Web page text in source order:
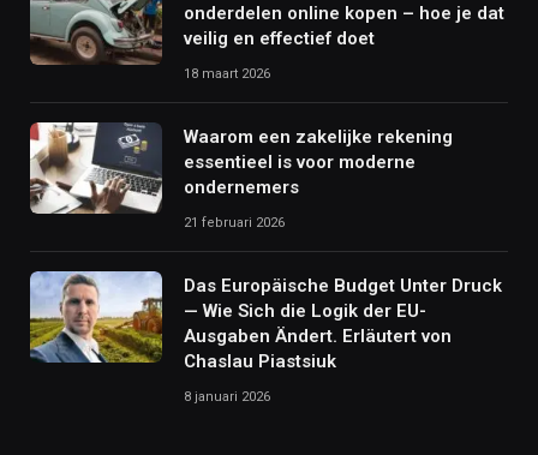
onderdelen online kopen – hoe je dat
veilig en effectief doet
18 maart 2026
Waarom een zakelijke rekening
essentieel is voor moderne
ondernemers
21 februari 2026
Das Europäische Budget Unter Druck
— Wie Sich die Logik der EU-
Ausgaben Ändert. Erläutert von
Chaslau Piastsiuk
8 januari 2026